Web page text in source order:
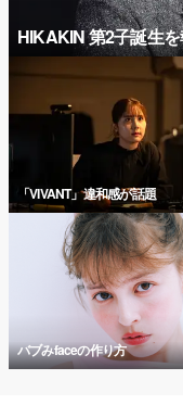
HIKAKIN 第2子誕生
「VIVANT」違和感が話題
バブみfaceの作り方